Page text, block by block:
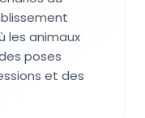
les animaux
poses
et des